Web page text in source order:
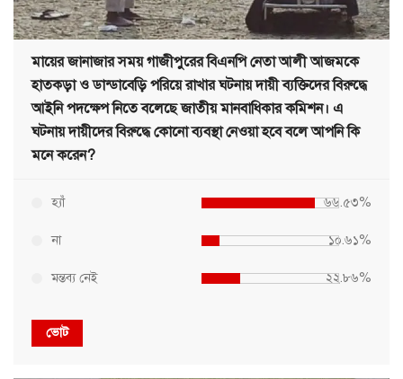
মায়ের জানাজার সময় গাজীপুরের বিএনপি নেতা আলী আজমকে
হাতকড়া ও ডান্ডাবেড়ি পরিয়ে রাখার ঘটনায় দায়ী ব্যক্তিদের বিরুদ্ধে
আইনি পদক্ষেপ নিতে বলেছে জাতীয় মানবাধিকার কমিশন। এ
ঘটনায় দায়ীদের বিরুদ্ধে কোনো ব্যবস্থা নেওয়া হবে বলে আপনি কি
মনে করেন?
হ্যাঁ ৬৬.৫৩%
না ১০.৬১%
মন্তব্য নেই ২২.৮৬%
ভোট